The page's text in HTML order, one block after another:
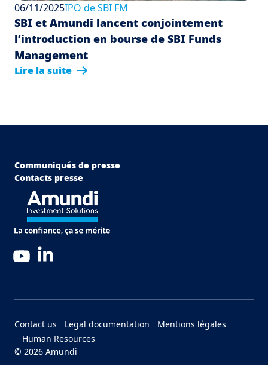
06/11/2025IPO de SBI FM
SBI et Amundi lancent conjointement
l’introduction en bourse de SBI Funds
Management
Lire la suite
Menu Footer Top
Communiqués de presse
Contacts presse
YouTube
© 2026 Amundi
Menu Footer Bottom
Contact us Legal documentation
Mentions légales
Human Resources